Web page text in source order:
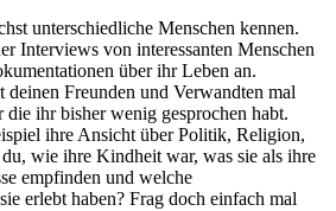
unterschiedliche Menschen kennen.
Interviews von interessanten Menschen
über ihr Leben an.
deinen Freunden und Verwandten mal
die ihr bisher wenig gesprochen habt.
ihre Ansicht über Politik, Religion,
wie ihre Kindheit war, was sie als ihre
empfinden und welche
erlebt haben? Frag doch einfach mal